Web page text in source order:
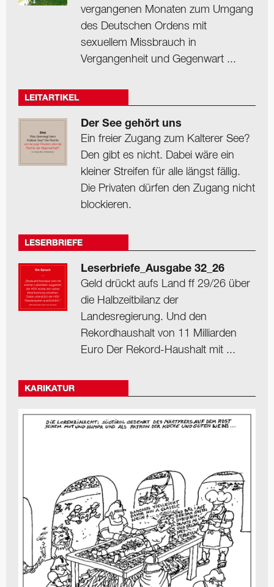
vergangenen Monaten zum Umgang
des Deutschen Ordens mit
sexuellem Missbrauch in
Vergangenheit und Gegenwart ...
LEITARTIKEL
Der See gehört uns
Ein freier Zugang zum Kalterer See?
Den gibt es nicht. Dabei wäre ein
kleiner Streifen für alle längst fällig.
Die Privaten dürfen den Zugang nicht
blockieren.
LESERBRIEFE
Leserbriefe_Ausgabe 32_26
Geld drückt aufs Land ff 29/26 über
die Halbzeitbilanz der
Landesregierung. Und den
Rekordhaushalt von 11 Milliarden
Euro Der Rekord-Haushalt mit ...
KARIKATUR